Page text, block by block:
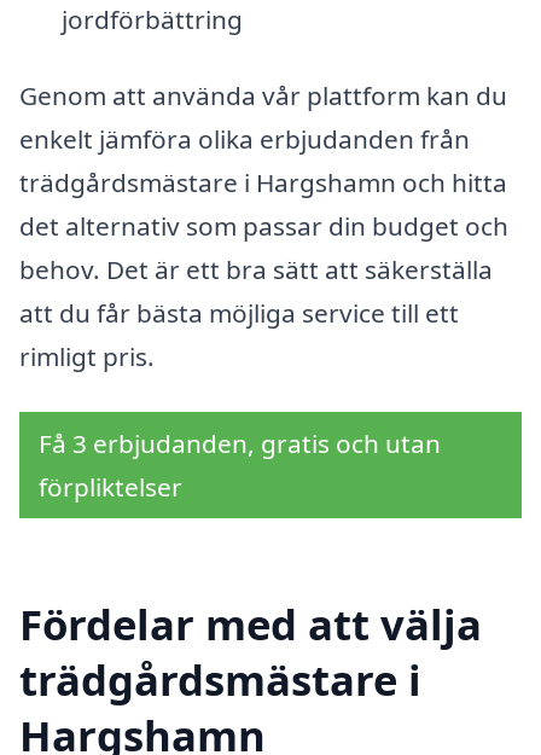
jordförbättring
Genom att använda vår plattform kan du
enkelt jämföra olika erbjudanden från
trädgårdsmästare i Hargshamn och hitta
det alternativ som passar din budget och
behov. Det är ett bra sätt att säkerställa
att du får bästa möjliga service till ett
rimligt pris.
Få 3 erbjudanden, gratis och utan
förpliktelser
Fördelar med att välja
trädgårdsmästare i
Hargshamn